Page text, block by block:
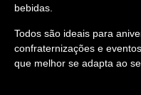
bebidas.
Todos são ideais para
confraternizações e
que melhor se adapta ao